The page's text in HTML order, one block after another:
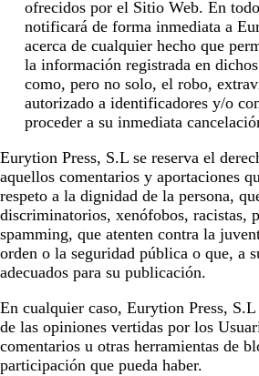
ofrecidos por el Sitio Web. En
notificará de forma inmediata a
acerca de cualquier hecho que
la información registrada en
como, pero no solo, el robo,
autorizado a identificadores y/o
proceder a su inmediata
Eurytion Press, S.L se reserva el
aquellos comentarios y aportaciones
respeto a la dignidad de la persona,
discriminatorios, xenófobos, racistas,
spamming, que atenten contra la
orden o la seguridad pública o que, a
adecuados para su publicación.
En cualquier caso, Eurytion Press, S.L
de las opiniones vertidas por los
comentarios u otras herramientas de
participación que pueda haber.